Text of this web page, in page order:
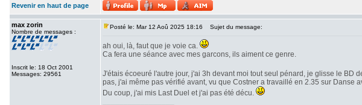
Revenir en haut de page
max zorin
Nombre de messages :
Inscrit le: 18 Oct 2001
Messages: 29561
Posté le: Mar 12 Aoû 2025 18:16 Sujet du message:
ah oui, là, faut que je voie ca.
Ca fera une séance avec mes garcons, ils aiment ce genre.
J'étais écoeuré l'autre jour, j'ai 3h devant moi tout seul pénard, je glisse le BD
pas, j'ai même pas vérifié avant, vu que Costner a travaillé en 2.35 sur Danse
Du coup, j'ai mis Last Duel et j'ai pas été décu.